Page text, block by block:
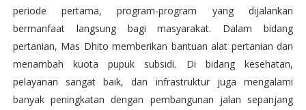
periode pertama, program-program yang dijalankan
bermanfaat langsung bagi masyarakat. Dalam bidang
pertanian, Mas Dhito memberikan bantuan alat pertanian dan
menambah kuota pupuk subsidi. Di bidang kesehatan,
pelayanan sangat baik, dan infrastruktur juga mengalami
banyak peningkatan dengan pembangunan jalan sepanjang